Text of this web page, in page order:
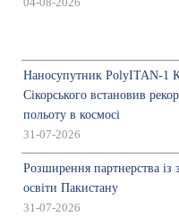
04-08-2026
Наносупутник PolyITAN-1
Сікорського встановив
польоту в космосі
31-07-2026
Розширення партнерства із
освіти Пакистану
31-07-2026